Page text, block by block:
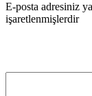
E-posta adresiniz
işaretlenmişlerdir